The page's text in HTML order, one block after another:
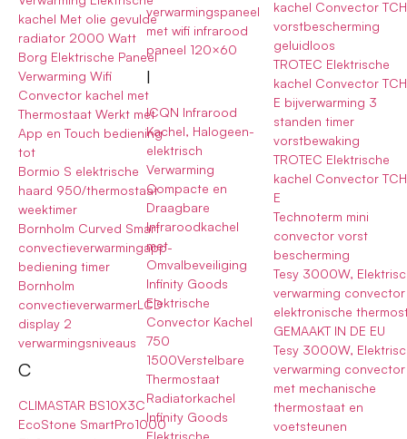
kachel Met olie gevulde
radiator 2000 Watt
Borg Elektrische Paneel
Verwarming Wifi
Convector kachel met
Thermostaat Werkt met
App en Touch bediening
tot
Bormio S elektrische
haard 950/thermostaat
weektimer
Bornholm Curved Smart
convectieverwarmingapp-
bediening timer
Bornholm
convectieverwarmerLCD
display 2
verwarmingsniveaus
C
CLIMASTAR BS10X3C
EcoStone SmartPro1000
verwarmingspaneel
met wifi infrarood
paneel 120×60
I
ICQN Infrarood
Kachel, Halogeen-
elektrisch
Verwarming
Compacte en
Draagbare
Infraroodkachel
met
Omvalbeveiliging
Infinity Goods
Elektrische
Convector Kachel
750
1500Verstelbare
Thermostaat
Radiatorkachel
Infinity Goods
Elektrische
kachel Convector TCH
vorstbescherming
geluidloos
TROTEC Elektrische
kachel Convector
E bijverwarming 3
standen timer
vorstbewaking
TROTEC Elektrische
kachel Convector
E
Technoterm mini
convector vorst
bescherming
Tesy 3000W,
verwarming convector
elektronische
GEMAAKT IN DE EU
Tesy 3000W,
verwarming convector
met mechanische
thermostaat en
voetsteunen